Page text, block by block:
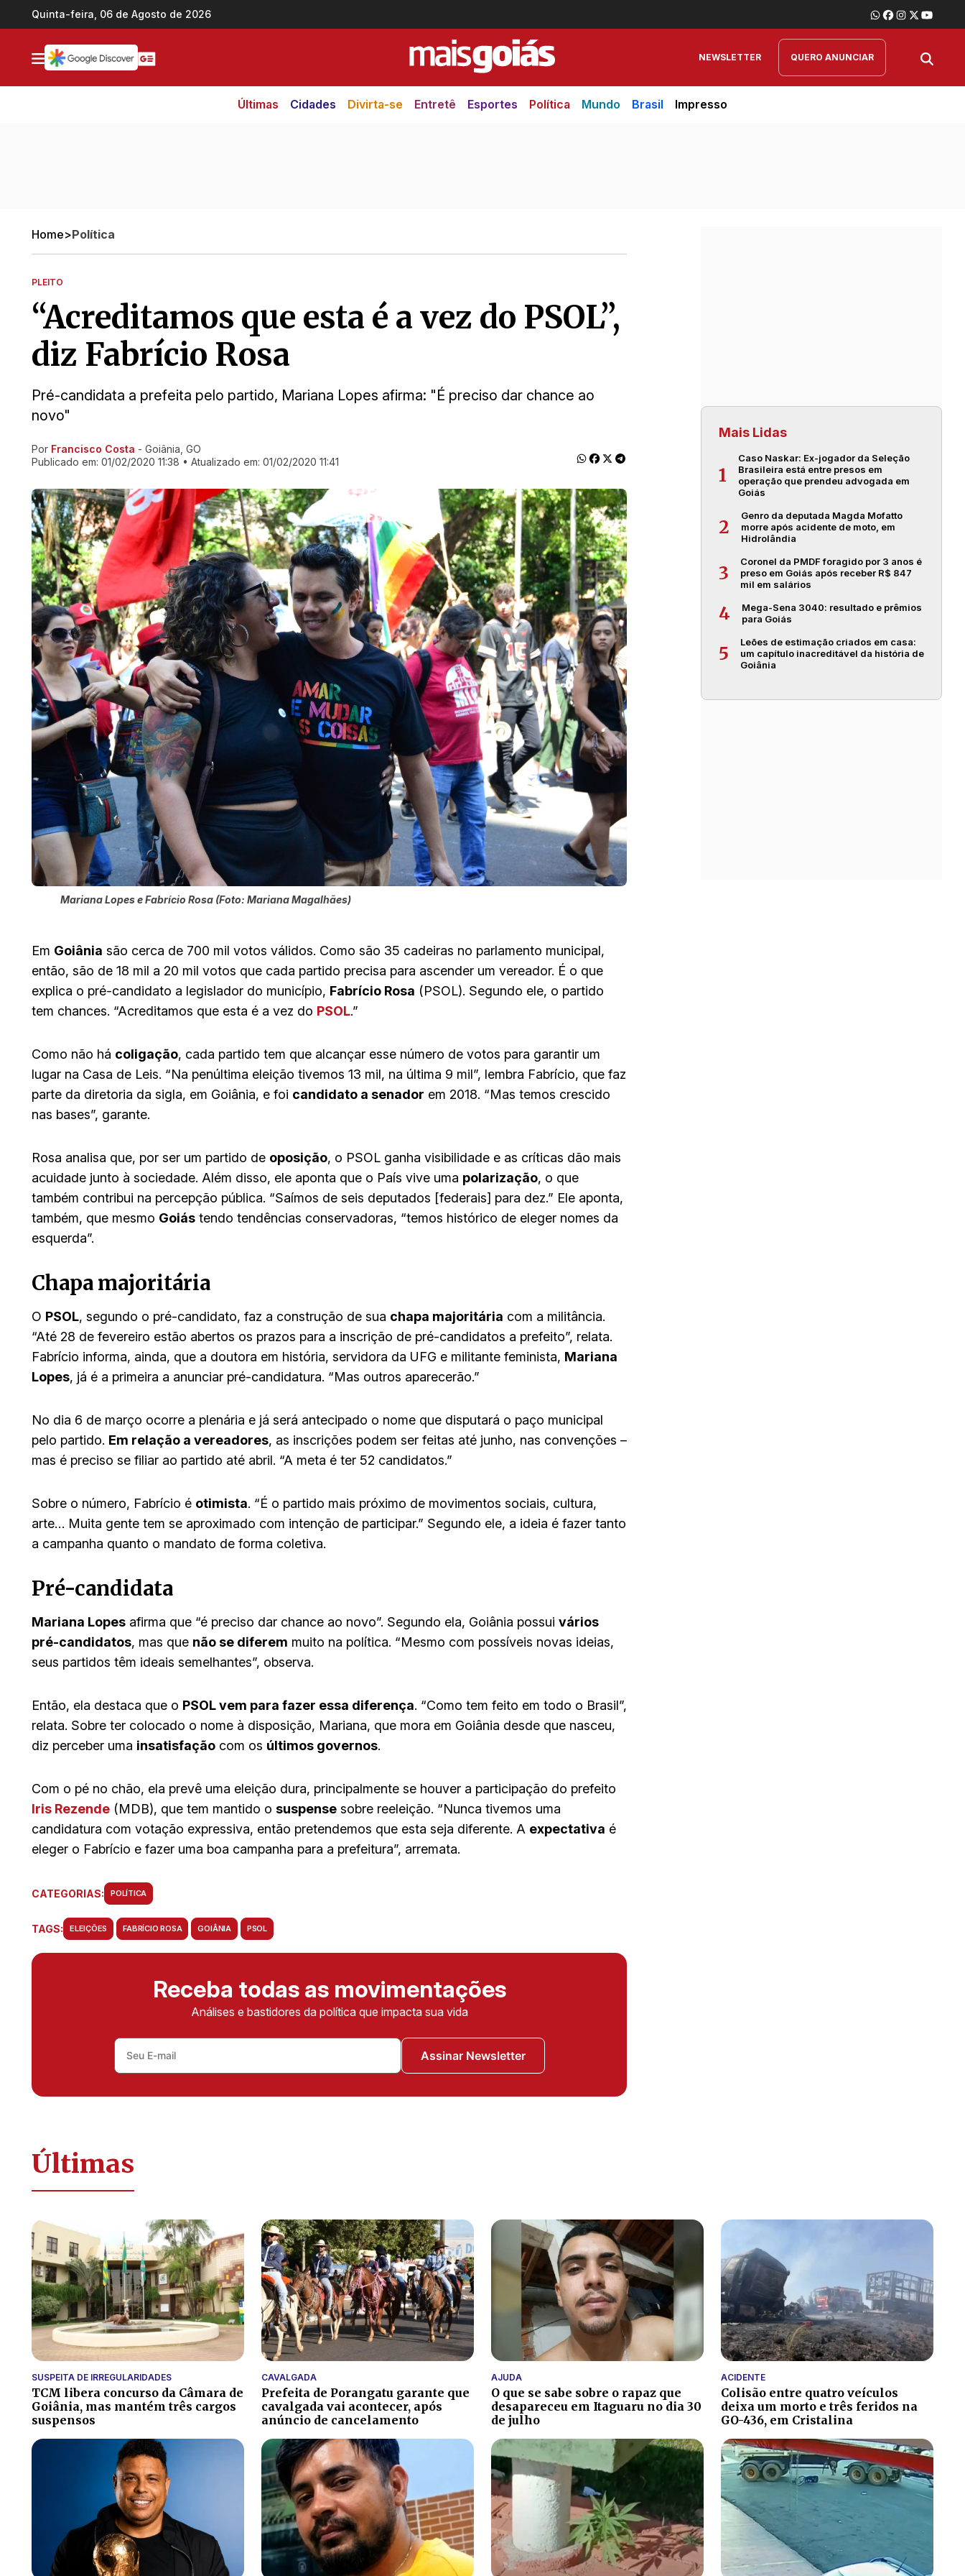
Ir direto pro conteúdo
Quinta-feira, 06 de Agosto de 2026
NEWSLETTER QUERO ANUNCIAR
Últimas Cidades Divirta-se Entretê Esportes Política Mundo Brasil Impresso
Home>Política
PLEITO
“Acreditamos que esta é a vez do PSOL”,
diz Fabrício Rosa
Pré-candidata a prefeita pelo partido, Mariana Lopes afirma: "É preciso dar chance ao
novo"
Ir direto pra matéria
Por Francisco Costa - Goiânia, GO
Publicado em: 01/02/2020 11:38 • Atualizado em: 01/02/2020 11:41
Mariana Lopes e Fabrício Rosa (Foto: Mariana Magalhães)
Em Goiânia são cerca de 700 mil votos válidos. Como são 35 cadeiras no parlamento municipal,
então, são de 18 mil a 20 mil votos que cada partido precisa para ascender um vereador. É o que
explica o pré-candidato a legislador do município, Fabrício Rosa (PSOL). Segundo ele, o partido
tem chances. “Acreditamos que esta é a vez do PSOL.”
Como não há coligação, cada partido tem que alcançar esse número de votos para garantir um
lugar na Casa de Leis. “Na penúltima eleição tivemos 13 mil, na última 9 mil”, lembra Fabrício, que faz
parte da diretoria da sigla, em Goiânia, e foi candidato a senador em 2018. “Mas temos crescido
nas bases”, garante.
Rosa analisa que, por ser um partido de oposição, o PSOL ganha visibilidade e as críticas dão mais
acuidade junto à sociedade. Além disso, ele aponta que o País vive uma polarização, o que
também contribui na percepção pública. “Saímos de seis deputados [federais] para dez.” Ele aponta,
também, que mesmo Goiás tendo tendências conservadoras, “temos histórico de eleger nomes da
esquerda”.
Chapa majoritária
O PSOL, segundo o pré-candidato, faz a construção de sua chapa majoritária com a militância.
“Até 28 de fevereiro estão abertos os prazos para a inscrição de pré-candidatos a prefeito”, relata.
Fabrício informa, ainda, que a doutora em história, servidora da UFG e militante feminista, Mariana
Lopes, já é a primeira a anunciar pré-candidatura. “Mas outros aparecerão.”
No dia 6 de março ocorre a plenária e já será antecipado o nome que disputará o paço municipal
pelo partido. Em relação a vereadores, as inscrições podem ser feitas até junho, nas convenções –
mas é preciso se filiar ao partido até abril. “A meta é ter 52 candidatos.”
Sobre o número, Fabrício é otimista. “É o partido mais próximo de movimentos sociais, cultura,
arte… Muita gente tem se aproximado com intenção de participar.” Segundo ele, a ideia é fazer tanto
a campanha quanto o mandato de forma coletiva.
Pré-candidata
Mariana Lopes afirma que “é preciso dar chance ao novo”. Segundo ela, Goiânia possui vários
pré-candidatos, mas que não se diferem muito na política. “Mesmo com possíveis novas ideias,
seus partidos têm ideais semelhantes”, observa.
Então, ela destaca que o PSOL vem para fazer essa diferença. “Como tem feito em todo o Brasil”,
relata. Sobre ter colocado o nome à disposição, Mariana, que mora em Goiânia desde que nasceu,
diz perceber uma insatisfação com os últimos governos.
Com o pé no chão, ela prevê uma eleição dura, principalmente se houver a participação do prefeito
Iris Rezende (MDB), que tem mantido o suspense sobre reeleição. “Nunca tivemos uma
candidatura com votação expressiva, então pretendemos que esta seja diferente. A expectativa é
eleger o Fabrício e fazer uma boa campanha para a prefeitura”, arremata.
CATEGORIAS: POLÍTICA
TAGS: ELEIÇÕES FABRÍCIO ROSA GOIÂNIA PSOL
Receba todas as movimentações
Análises e bastidores da política que impacta sua vida
Assinar Newsletter
Mais Lidas
1
Caso Naskar: Ex-jogador da Seleção
Brasileira está entre presos em
operação que prendeu advogada em
Goiás
2
Genro da deputada Magda Mofatto
morre após acidente de moto, em
Hidrolândia
3
Coronel da PMDF foragido por 3 anos é
preso em Goiás após receber R$ 847
mil em salários
4
Mega-Sena 3040: resultado e prêmios
para Goiás
5
Leões de estimação criados em casa:
um capítulo inacreditável da história de
Goiânia
Últimas
SUSPEITA DE IRREGULARIDADES
TCM libera concurso da Câmara de
Goiânia, mas mantém três cargos
suspensos
CAVALGADA
Prefeita de Porangatu garante que
cavalgada vai acontecer, após
anúncio de cancelamento
AJUDA
O que se sabe sobre o rapaz que
desapareceu em Itaguaru no dia 30
de julho
ACIDENTE
Colisão entre quatro veículos
deixa um morto e três feridos na
GO-436, em Cristalina